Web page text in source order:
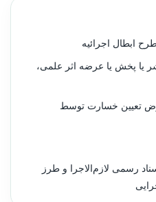
ابطال اجرائیه
سرقت ادبی &#۸۲۱۱; نشر یا پخش یا عرضه اثر علمی،
تعیین خسارت توسط
رسمی لازم‌الاجرا و طرز